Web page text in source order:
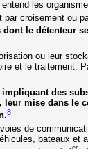
les
croisement ou
le détenteur
ou leur
et le traitement.
des
mise dans le
8
de
bateaux et